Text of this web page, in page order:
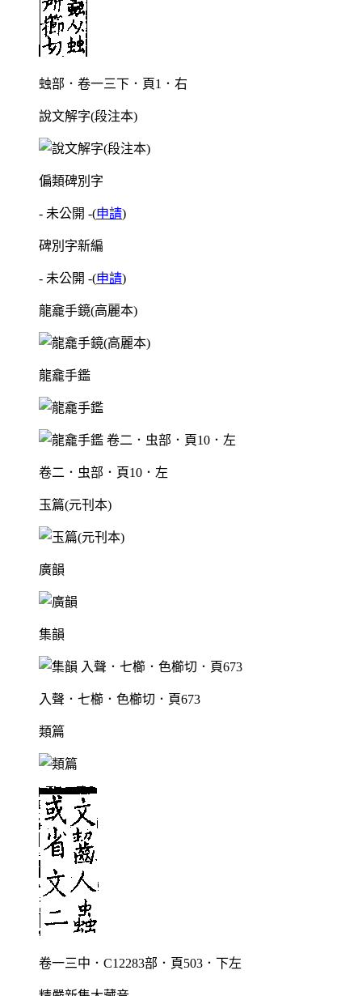
䖵部．卷一三下．頁1．右
說文解字(段注本)
偏類碑別字
- 未公開 -(申請)
碑別字新編
- 未公開 -(申請)
龍龕手鏡(高麗本)
龍龕手鑑
卷二．虫部．頁10．左
玉篇(元刊本)
廣韻
集韻
入聲．七櫛．色櫛切．頁673
類篇
卷一三中．C12283部．頁503．下左